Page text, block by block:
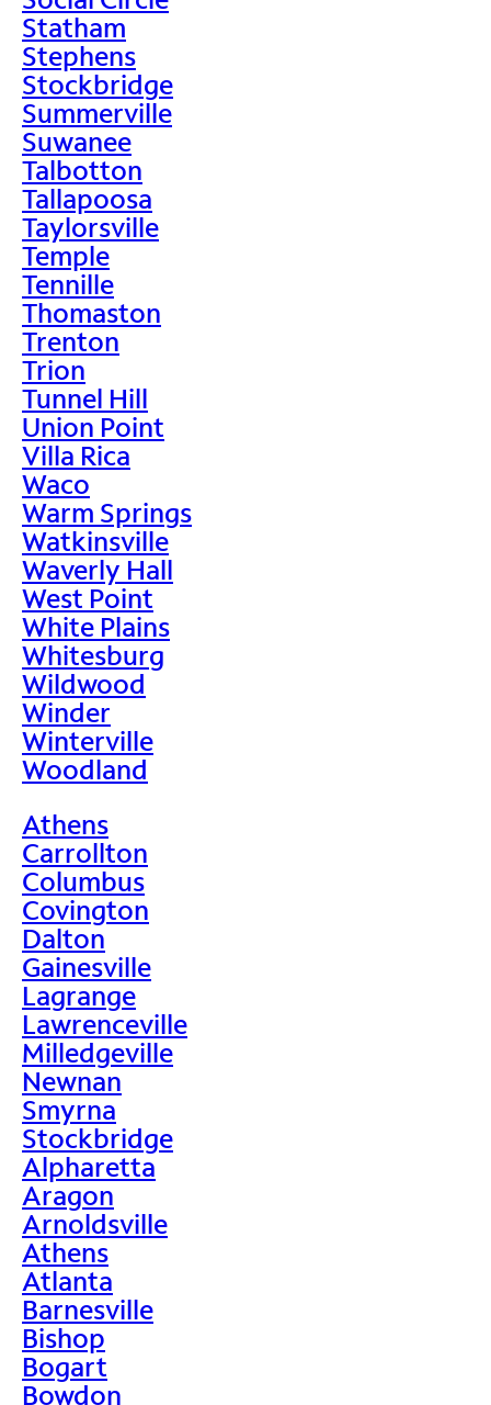
Statham
Stephens
Stockbridge
Summerville
Suwanee
Talbotton
Tallapoosa
Taylorsville
Temple
Tennille
Thomaston
Trenton
Trion
Tunnel Hill
Union Point
Villa Rica
Waco
Warm Springs
Watkinsville
Waverly Hall
West Point
White Plains
Whitesburg
Wildwood
Winder
Winterville
Woodland
Athens
Carrollton
Columbus
Covington
Dalton
Gainesville
Lagrange
Lawrenceville
Milledgeville
Newnan
Smyrna
Stockbridge
Alpharetta
Aragon
Arnoldsville
Athens
Atlanta
Barnesville
Bishop
Bogart
Bowdon